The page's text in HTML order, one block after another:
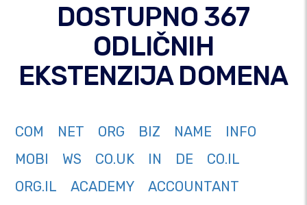
DOSTUPNO 367
ODLIČNIH
EKSTENZIJA DOMENA
COM NET ORG BIZ NAME
INFO
MOBI
WS CO.UK IN DE
CO.IL
ORG.IL
ACADEMY
ACCOUNTANT